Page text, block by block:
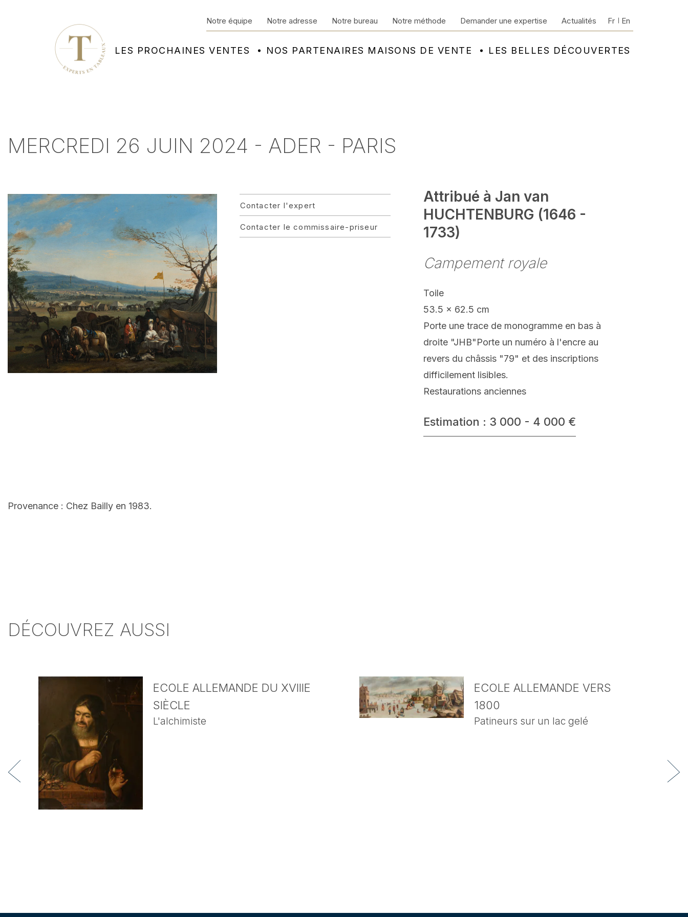
LES PROCHAINES VENTES NOS PARTENAIRES MAISONS DE VENTE LES BELLES DÉCOUVERTES
Notre équipe Notre adresse Notre bureau Notre méthode Demander une expertise Actualités Fr En
MERCREDI 26 JUIN 2024 - ADER - PARIS
Contacter l'expert
Contacter le commissaire-priseur
Attribué à Jan van
HUCHTENBURG (1646 -
1733)
Campement royale
Toile
53.5 x 62.5 cm
Porte une trace de monogramme en bas à
droite "JHB"Porte un numéro à l'encre au
revers du châssis "79" et des inscriptions
difficilement lisibles.
Restaurations anciennes
Estimation : 3 000 - 4 000 €
Provenance : Chez Bailly en 1983.
DÉCOUVREZ AUSSI
ECOLE ALLEMANDE DU XVIIIE
SIÈCLE
L'alchimiste
ECOLE ALLEMANDE VERS
1800
Patineurs sur un lac gelé